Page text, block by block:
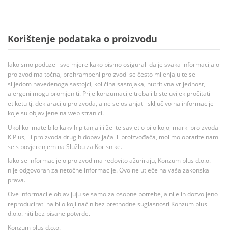
Korištenje podataka o proizvodu
Iako smo poduzeli sve mjere kako bismo osigurali da je svaka informacija o
proizvodima točna, prehrambeni proizvodi se često mijenjaju te se
slijedom navedenoga sastojci, količina sastojaka, nutritivna vrijednost,
alergeni mogu promjeniti. Prije konzumacije trebali biste uvijek pročitati
etiketu tj. deklaraciju proizvoda, a ne se oslanjati isključivo na informacije
koje su objavljene na web stranici.
Ukoliko imate bilo kakvih pitanja ili želite savjet o bilo kojoj marki proizvoda
K Plus, ili proizvoda drugih dobavljača ili proizvođača, molimo obratite nam
se s povjerenjem na Službu za Korisnike.
Iako se informacije o proizvodima redovito ažuriraju, Konzum plus d.o.o.
nije odgovoran za netočne informacije. Ovo ne utječe na vaša zakonska
prava.
Ove informacije objavljuju se samo za osobne potrebe, a nije ih dozvoljeno
reproducirati na bilo koji način bez prethodne suglasnosti Konzum plus
d.o.o. niti bez pisane potvrde.
Konzum plus d.o.o.